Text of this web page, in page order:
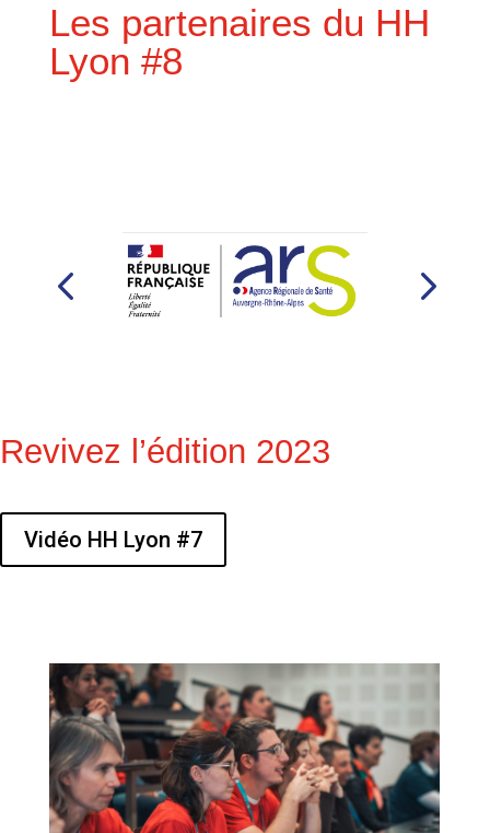
Les partenaires du HH
Lyon #8
Revivez l’édition 2023
Vidéo HH Lyon #7